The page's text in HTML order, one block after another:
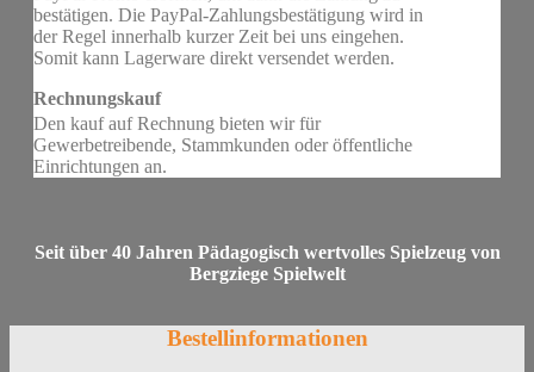
bestätigen. Die PayPal-Zahlungsbestätigung wird in
der Regel innerhalb kurzer Zeit bei uns eingehen.
Somit kann Lagerware direkt versendet werden.
Rechnungskauf
Den kauf auf Rechnung bieten wir für
Gewerbetreibende, Stammkunden oder öffentliche
Einrichtungen an.
Seit über 40 Jahren Pädagogisch wertvolles Spielzeug von
Bergziege Spielwelt
Bestellinformationen